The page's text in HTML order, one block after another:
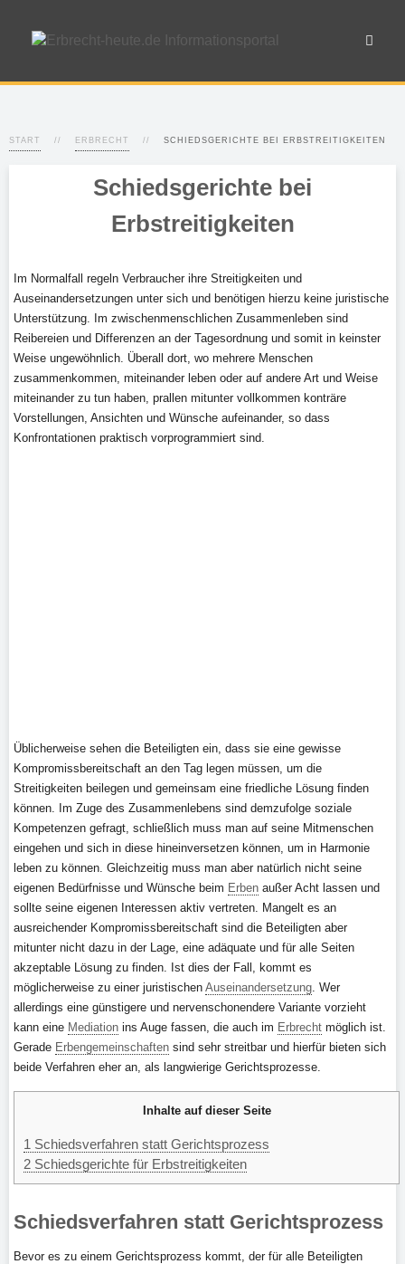
START ERBRECHT SCHIEDSGERICHTE BEI ERBSTREITIGKEITEN
Schiedsgerichte bei
Erbstreitigkeiten
Im Normalfall regeln Verbraucher ihre Streitigkeiten und
Auseinandersetzungen unter sich und benötigen hierzu keine juristische
Unterstützung. Im zwischenmenschlichen Zusammenleben sind
Reibereien und Differenzen an der Tagesordnung und somit in keinster
Weise ungewöhnlich. Überall dort, wo mehrere Menschen
zusammenkommen, miteinander leben oder auf andere Art und Weise
miteinander zu tun haben, prallen mitunter vollkommen konträre
Vorstellungen, Ansichten und Wünsche aufeinander, so dass
Konfrontationen praktisch vorprogrammiert sind.
Üblicherweise sehen die Beteiligten ein, dass sie eine gewisse
Kompromissbereitschaft an den Tag legen müssen, um die
Streitigkeiten beilegen und gemeinsam eine friedliche Lösung finden
können. Im Zuge des Zusammenlebens sind demzufolge soziale
Kompetenzen gefragt, schließlich muss man auf seine Mitmenschen
eingehen und sich in diese hineinversetzen können, um in Harmonie
leben zu können. Gleichzeitig muss man aber natürlich nicht seine
eigenen Bedürfnisse und Wünsche beim Erben außer Acht lassen und
sollte seine eigenen Interessen aktiv vertreten. Mangelt es an
ausreichender Kompromissbereitschaft sind die Beteiligten aber
mitunter nicht dazu in der Lage, eine adäquate und für alle Seiten
akzeptable Lösung zu finden. Ist dies der Fall, kommt es
möglicherweise zu einer juristischen Auseinandersetzung. Wer
allerdings eine günstigere und nervenschonendere Variante vorzieht
kann eine Mediation ins Auge fassen, die auch im Erbrecht möglich ist.
Gerade Erbengemeinschaften sind sehr streitbar und hierfür bieten sich
beide Verfahren eher an, als langwierige Gerichtsprozesse.
Inhalte auf dieser Seite
1 Schiedsverfahren statt Gerichtsprozess
2 Schiedsgerichte für Erbstreitigkeiten
Schiedsverfahren statt Gerichtsprozess
Bevor es zu einem Gerichtsprozess kommt, der für alle Beteiligten